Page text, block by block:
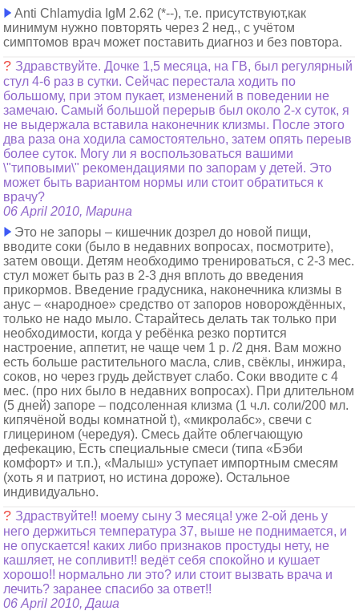
Anti Chlamydia IgM 2.62 (*--), т.е. присутствуют,как
минимум нужно повторять через 2 нед., с учётом
симптомов врач может поставить диагноз и без повтора.
? Здравствуйте. Дочке 1,5 месяца, на ГВ, был регулярный
стул 4-6 раз в сутки. Сейчас перестала ходить по
большому, при этом пукает, изменений в поведении не
замечаю. Самый большой перерыв был около 2-х суток, я
не выдержала вставила наконечник клизмы. После этого
два раза она ходила самостоятельно, затем опять переыв
более суток. Могу ли я воспользоваться вашими
\"типовыми\" рекомендациями по запорам у детей. Это
может быть вариантом нормы или стоит обратиться к
врачу?
06 April 2010, Марина
Это не запоры – кишечник дозрел до новой пищи,
вводите соки (было в недавних вопросах, посмотрите),
затем овощи. Детям необходимо тренироваться, с 2-3 мес.
стул может быть раз в 2-3 дня вплоть до введения
прикормов. Введение градусника, наконечника клизмы в
анус – «народное» средство от запоров новорождённых,
только не надо мыло. Старайтесь делать так только при
необходимости, когда у ребёнка резко портится
настроение, аппетит, не чаще чем 1 р. /2 дня. Вам можно
есть больше растительного масла, слив, свёклы, инжира,
соков, но через грудь действует слабо. Соки вводите с 4
мес. (про них было в недавних вопросах). При длительном
(5 дней) запоре – подсоленная клизма (1 ч.л. соли/200 мл.
кипячёной воды комнатной t), «микролабс», свечи с
глицерином (чередуя). Смесь дайте облегчающую
дефекацию, Есть специальные смеси (типа «Бэби
комфорт» и т.п.), «Малыш» уступает импортным смесям
(хоть я и патриот, но истина дороже). Остальное
индивидуально.
? Здраствуйте!! моему сыну 3 месяца! уже 2-ой день у
него держиться температура 37, выше не поднимается, и
не опускается! каких либо признаков простуды нету, не
кашляет, не сопливит!! ведёт себя спокойно и кушает
хорошо!! нормально ли это? или стоит вызвать врача и
лечить? заранее спасибо за ответ!!
06 April 2010, Даша